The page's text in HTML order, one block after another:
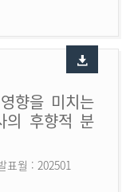
향을 미치는
의 후향적 분
표월 : 202501